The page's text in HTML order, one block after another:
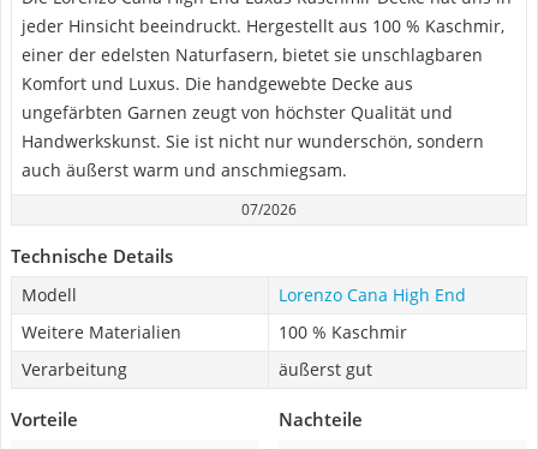
jeder Hinsicht beeindruckt. Hergestellt aus 100 % Kaschmir,
einer der edelsten Naturfasern, bietet sie unschlagbaren
Komfort und Luxus. Die handgewebte Decke aus
ungefärbten Garnen zeugt von höchster Qualität und
Handwerkskunst. Sie ist nicht nur wunderschön, sondern
auch äußerst warm und anschmiegsam.
07/2026
Technische Details
Modell
Lorenzo Cana High End
Weitere Materialien
100 % Kaschmir
Verarbeitung
äußerst gut
Vorteile Nachteile